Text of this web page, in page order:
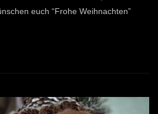
euch “Frohe Weihnachten”